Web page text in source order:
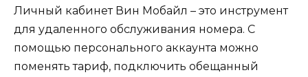
Личный кабинет Вин Мобайл – это инструмент
для удаленного обслуживания номера. С
помощью персонального аккаунта можно
поменять тариф, подключить обещанный